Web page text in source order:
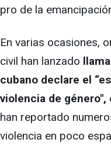
pro de la
En varias ocasiones,
civil han lanzado
cubano declare el
violencia de género",
han reportado
violencia en poco